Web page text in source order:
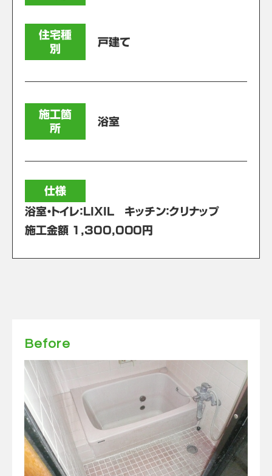
住宅種
別
戸建て
施工箇
所
浴室
仕様
浴室・トイレ：LIXIL キッチン：クリナップ
施工金額 1,300,000円
Before